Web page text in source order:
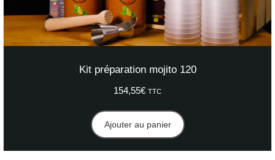
Kit préparation mojito 120
154,55€ TTC
Ajouter au panier